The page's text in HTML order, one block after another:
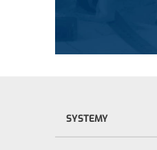
SYSTEMY